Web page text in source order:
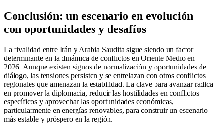
Conclusión: un escenario en evolución
con oportunidades y desafíos
La rivalidad entre Irán y Arabia Saudita sigue siendo un factor
determinante en la dinámica de conflictos en Oriente Medio en
2026. Aunque existen signos de normalización y oportunidades de
diálogo, las tensiones persisten y se entrelazan con otros conflictos
regionales que amenazan la estabilidad. La clave para avanzar radica
en promover la diplomacia, reducir las hostilidades en conflictos
específicos y aprovechar las oportunidades económicas,
particularmente en energías renovables, para construir un escenario
más estable y próspero en la región.